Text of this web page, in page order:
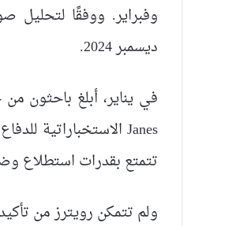
ديسمبر 2024.
في يناير، أبلغ باحثون
تتمتع بقدرات استطلاع وضربات
ولم تتمكن رويترز من